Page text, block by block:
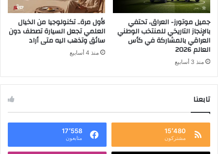
جميل موتورز- العراق، تحتفي
بالإنجاز التاريخي للمنتخب الوطني
العراقي بالمشاركة في كأس
العالم 2026
منذ 3 أسابيع
لأول مرة.. تكنولوجيا من الخيال
العلمي تجعل السيارة تصطف دون
سائق وتذهب اليه متى أراد
منذ 4 أسابيع
تابعنا
15٬480
مشتركون
17٬558
متابعون